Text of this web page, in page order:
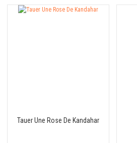
Tauer Une Rose De Kandahar